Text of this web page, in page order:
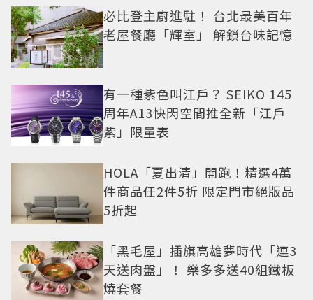
必比登主廚進駐！ 台北最美百年
老屋餐廳「輝室」 解鎖台味記憶
有一種紫色叫江戶？ SEIKO 145
周年A13快閃空間推全新「江戶
紫」限量表
HOLA「夏出清」開跑！精選4萬
件商品任2件5折 限定門市絕版品
5折起
「黑毛屋」插旗高雄夢時代「連3
天送肉盤」！ 樂多多送40組鐵板
燒套餐